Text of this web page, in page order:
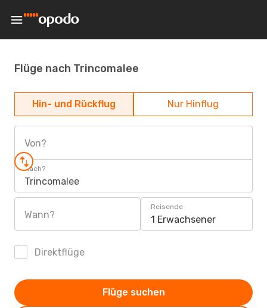
Flüge nach Trincomalee
Hin- und Rückflug Nur Hinflug
Von?
Nach?
Trincomalee
Wann?
Reisende
1 Erwachsener
Direktflüge
Flüge suchen